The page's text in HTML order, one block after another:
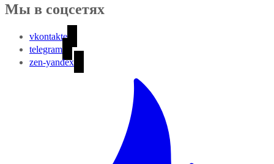
Мы в соцсетях
vkontakte
telegram
zen-yandex